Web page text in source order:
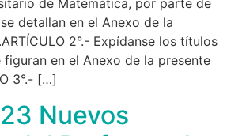
de Matemática, por parte de
detallan en el Anexo de la
2°.- Expídanse los títulos
en el Anexo de la presente
3°.- […]
Nuevos